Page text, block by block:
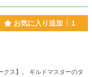
お気に入り追加 1
クス】。 ギルドマスターのタ